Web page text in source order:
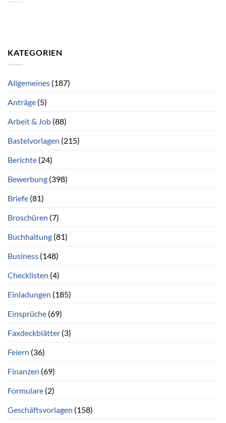
KATEGORIEN
Allgemeines (187)
Anträge (5)
Arbeit & Job (88)
Bastelvorlagen (215)
Berichte (24)
Bewerbung (398)
Briefe (81)
Broschüren (7)
Buchhaltung (81)
Business (148)
Checklisten (4)
Einladungen (185)
Einsprüche (69)
Faxdeckblätter (3)
Feiern (36)
Finanzen (69)
Formulare (2)
Geschäftsvorlagen (158)